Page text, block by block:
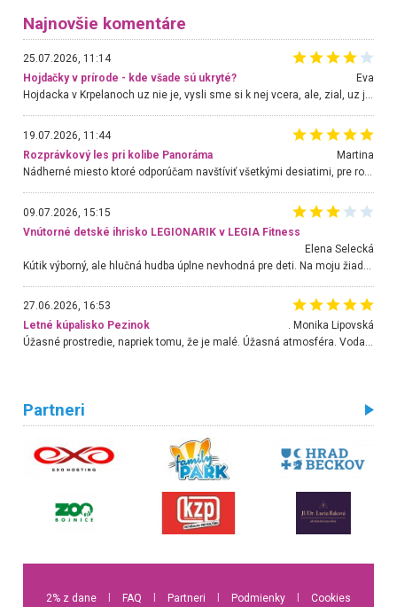
Najnovšie komentáre
25.07.2026, 11:14
Hojdačky v prírode - kde všade sú ukryté?
Eva
Hojdacka v Krpelanoch uz nie je, vysli sme si k nej vcera, ale, zial, uz je znicena. Ak sem planujete cestu len kvoli hojdacke, mozete si ju usetrit. Krasny vyhlad je tu vsak aj bez hojdacky :-)
19.07.2026, 11:44
Rozprávkový les pri kolibe Panoráma
Martina
Nádherné miesto ktoré odporúčam navštíviť všetkými desiatimi, pre rodiny s deťmi, dôchodcom... Proste a jednoducho ozaj rozprávkový les.. určite ešte prídeme. Odniesli sme si na pamiatku krásne tričká,
09.07.2026, 15:15
Vnútorné detské ihrisko LEGIONARIK v LEGIA Fitness
Elena Selecká
27.06.2026, 16:53
Letné kúpalisko Pezinok
. Monika Lipovská
Úžasné prostredie, napriek tomu, že je malé. Úžasná atmosféra. Voda fantastická a nádherná. Ľudí je pomerne veľa, ale su mili a ohľaduplní. Je veľmi zaujímavé sledovať, ako dokážu spolu športovať cudzí ľudia a bez ohľadu na vek. Vládne tu pohoda. Vnuka neviem dostať z vody. Ďakujem za krásny deň . Urcite sa sem vrátim. Jediný problém je s parkovaním, ale aj ten sa mi podarilo vyriešiť. Monika Bratislava
Partneri
2% z dane FAQ Partneri Podmienky Cookies